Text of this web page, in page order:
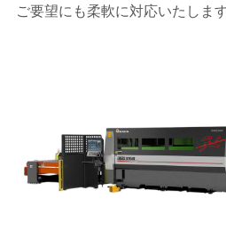
ご要望にも柔軟に対応いたします